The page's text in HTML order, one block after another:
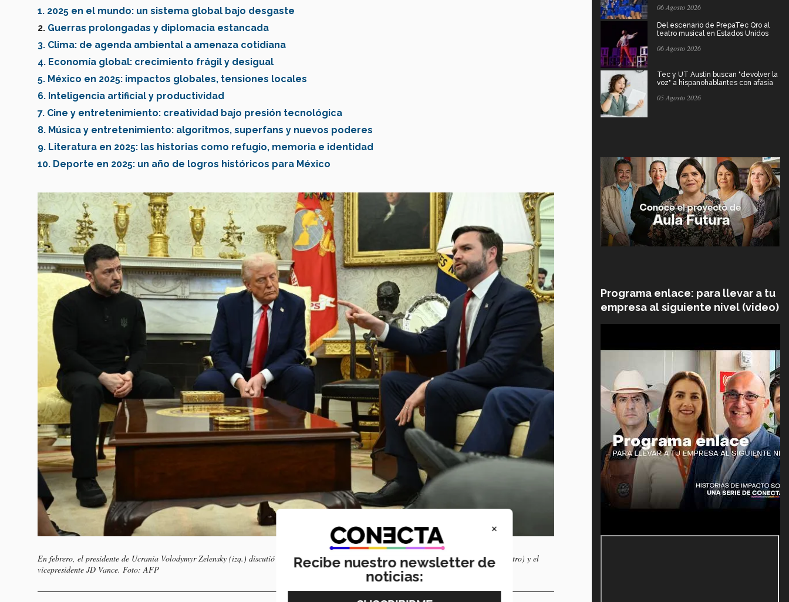
1. 2025 en el mundo: un sistema global bajo desgaste
2. Guerras prolongadas y diplomacia estancada
3. Clima: de agenda ambiental a amenaza cotidiana
4. Economía global: crecimiento frágil y desigual
5. México en 2025: impactos globales, tensiones locales
6. Inteligencia artificial y productividad
7. Cine y entretenimiento: creatividad bajo presión tecnológica
8. Música y entretenimiento: algoritmos, superfans y nuevos poderes
9. Literatura en 2025: las historias como refugio, memoria e identidad
10. Deporte en 2025: un año de logros históricos para México
En febrero, el presidente de Ucrania Volodymyr Zelensky (izq.) discutió airadamente frente a las cámaras con el presidente Donald Trump (centro) y el
vicepresidente JD Vance. Foto: AFP
06 Agosto 2026
Del escenario de PrepaTec Qro al
teatro musical en Estados Unidos
06 Agosto 2026
Tec y UT Austin buscan "devolver la
voz" a hispanohablantes con afasia
05 Agosto 2026
Programa enlace: para llevar a tu
empresa al siguiente nivel (video)
×
Recibe nuestro newsletter de
noticias: